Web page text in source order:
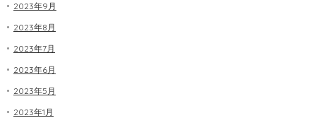
2023年9月
2023年8月
2023年7月
2023年6月
2023年5月
2023年1月